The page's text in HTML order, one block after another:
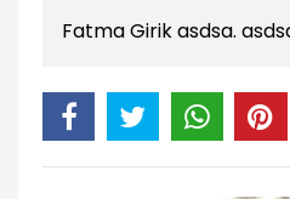
Fatma Girik asdsa.